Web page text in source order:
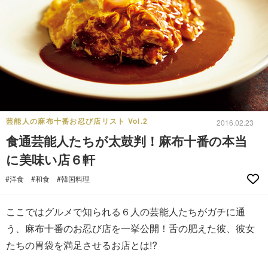
芸能人の麻布十番お忍び店リスト Vol.2 2016.02.23
食通芸能人たちが太鼓判！麻布十番の本当
に美味い店６軒
#洋食 #和食 #韓国料理
ここではグルメで知られる６人の芸能人たちがガチに通
う、麻布十番のお忍び店を一挙公開！舌の肥えた彼、彼女
たちの胃袋を満足させるお店とは!?